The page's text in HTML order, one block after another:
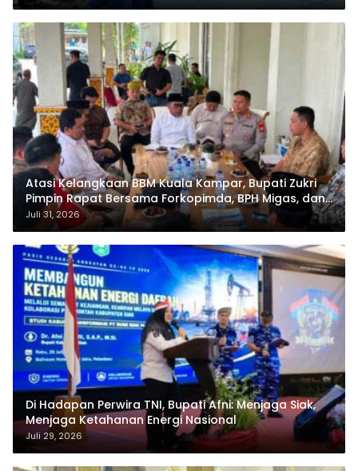
Atasi Kelangkaan BBM Kuala Kampar, Bupati Zukri
Pimpin Rapat Bersama Forkopimda, BPH Migas, dan
Pertamina
Juli 31, 2026
Di Hadapan Perwira TNI, Bupati Afni: Menjaga Siak,
Menjaga Ketahanan Energi Nasional
Juli 29, 2026